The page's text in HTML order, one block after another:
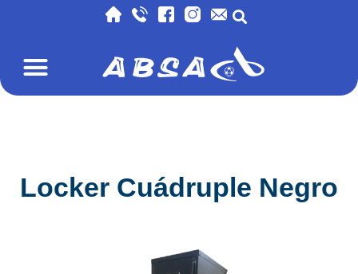
Locker Cuádruple Negro